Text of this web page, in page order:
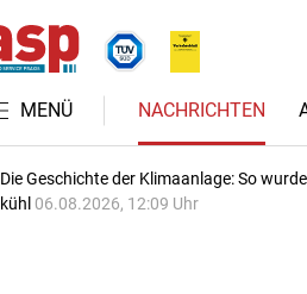
MENÜ NACHRICHTEN
Die Geschichte der Klimaanlage: So
kühl 06.08.2026, 12:09 Uhr